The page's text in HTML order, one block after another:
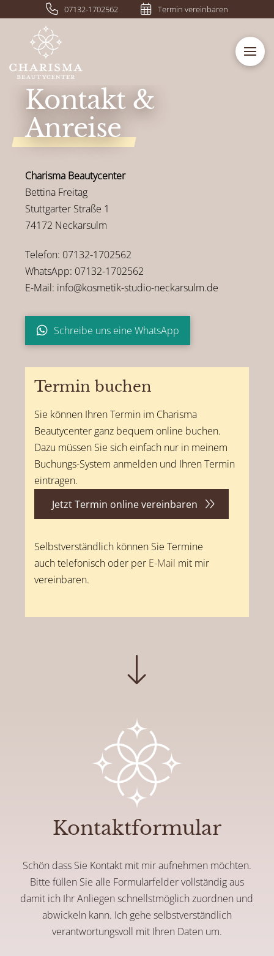
07132-1702562 Termin vereinbaren
Kontakt &
Anreise
Charisma Beautycenter
Bettina Freitag
Stuttgarter Straße 1
74172 Neckarsulm
Telefon: 07132-1702562
WhatsApp: 07132-1702562
E-Mail: info@kosmetik-studio-neckarsulm.de
Schreibe uns eine WhatsApp
Termin buchen
Sie können Ihren Termin im Charisma
Beautycenter ganz bequem online buchen.
Dazu müssen Sie sich einfach nur in meinem
Buchungs-System anmelden und Ihren Termin
eintragen.
Jetzt Termin online vereinbaren
Selbstverständlich können Sie Termine
auchtelefonisch oder per E-Mail mit mir
vereinbaren.
Kontaktformular
Schön dass Sie Kontakt mit mir aufnehmen möchten.
Bitte füllen Sie alle Formularfelder vollständig aus
damit ich Ihr Anliegen schnellstmöglich zuordnen und
abwickeln kann. Ich gehe selbstverständlich
verantwortungsvoll mit Ihren Daten um.